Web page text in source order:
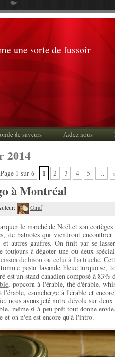
une sorte de fussoir
de saveurs Aidez nous
2014
Page 1 sur 6 1 2 3 4 5 … »
à Montréal
Giraf
le marché de Noël et son
de babioles qui viendront
autres gaufres. On finit par se
toujours à dégoter une ou deux
de bison ou celui à l'autruche.
pesto lavande bleue
est un stand canadien composé à
, popcorn à l'érable, thé d'érable,
l'érable, canneberge à l'érable et
nous avons jeté notre dévolu sur
même si à peu prêt tout donne
et on n'en est encore qu'à l'intro.